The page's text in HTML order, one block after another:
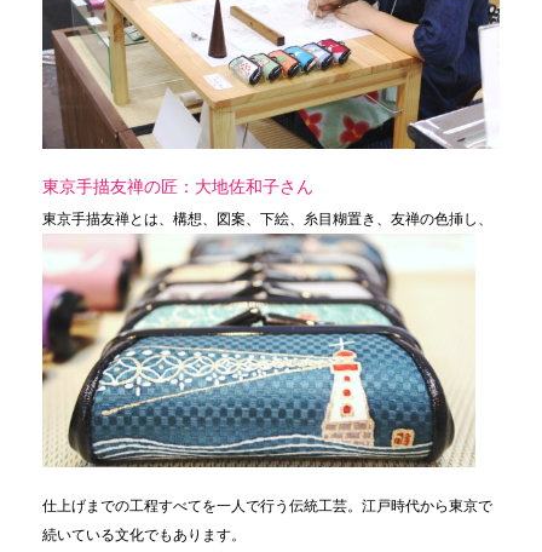
東京手描友禅の匠：大地佐和子さん
東京手描友禅とは、構想、図案 、下絵、糸目糊置き、友禅の色挿し、
仕上げまでの工程すべてを一人で行う伝統工芸。江戸時代から東京で
続いている文化でもあります。